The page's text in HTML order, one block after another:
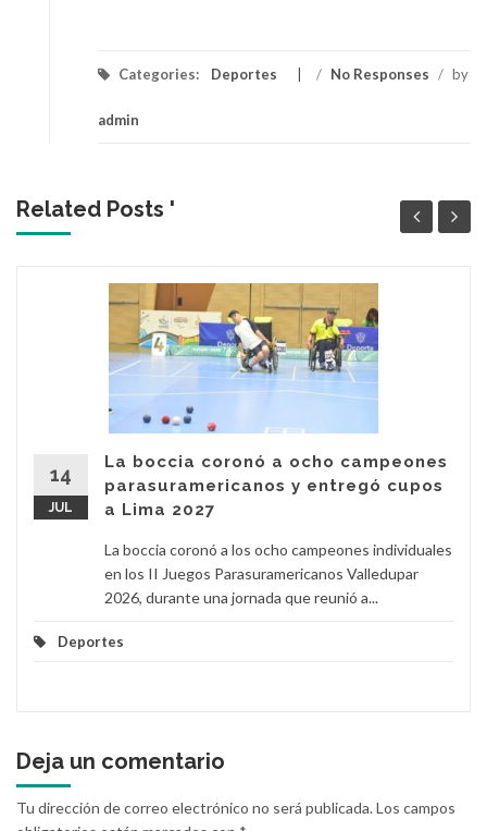
Categories: Deportes / No Responses / by
admin
Related Posts '
14
JUL
La boccia coronó a ocho campeones
parasuramericanos y entregó cupos
a Lima 2027
La boccia coronó a los ocho campeones individuales
en los II Juegos Parasuramericanos Valledupar
2026, durante una jornada que reunió a...
Deportes
Deja un comentario
Tu dirección de correo electrónico no será publicada.Los campos